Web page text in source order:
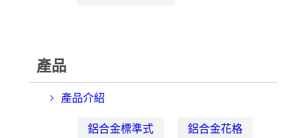
產品
產品介紹
鋁合金標準式 鋁合金花格